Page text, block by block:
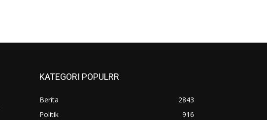
KATEGORI POPULRR
Berita
2843
Politik
916